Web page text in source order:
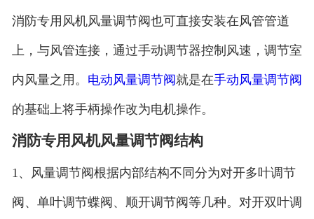
消防专用风机风量调节阀也可直接安装在风管管道
上，与风管连接，通过手动调节器控制风速，调节室
内风量之用。 电动风量调节阀就是在手动风量调节阀
的基础上将手柄操作改为电机操作。
消防专用风机风量调节阀结构
1、风量调节阀根据内部结构不同分为对开多叶调节
阀、单叶调节蝶阀、顺开调节阀等几种。对开双叶调